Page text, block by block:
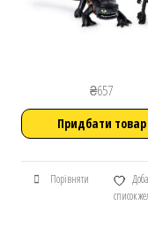
₴657
Придбати товар
Порівняти
список